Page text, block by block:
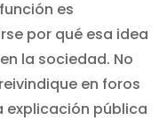
es
por qué esa idea
la sociedad. No
en foros
explicación pública